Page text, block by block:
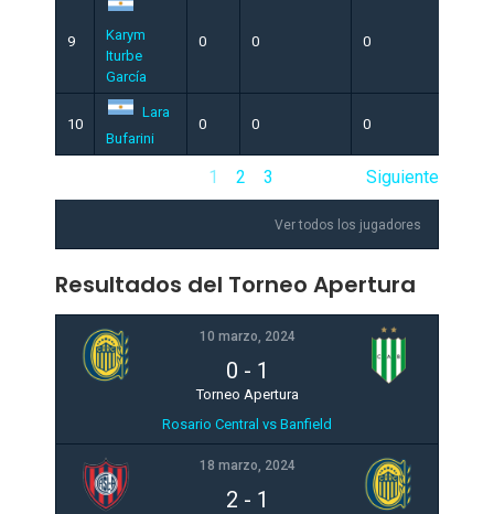
9
Karym
Iturbe
García
0 0 0
10
Lara
Bufarini
0 0 0
1 2 3 Siguiente
Ver todos los jugadores
Resultados del Torneo Apertura
10 marzo, 2024
0 - 1
Torneo Apertura
Rosario Central vs Banfield
18 marzo, 2024
2 - 1